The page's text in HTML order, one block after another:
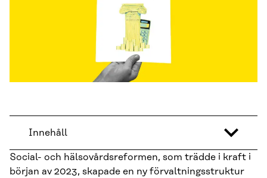
Innehåll
Social- och hälsovårdsreformen, som trädde i kraft i
början av 2023, skapade en ny förvaltningsstruktur